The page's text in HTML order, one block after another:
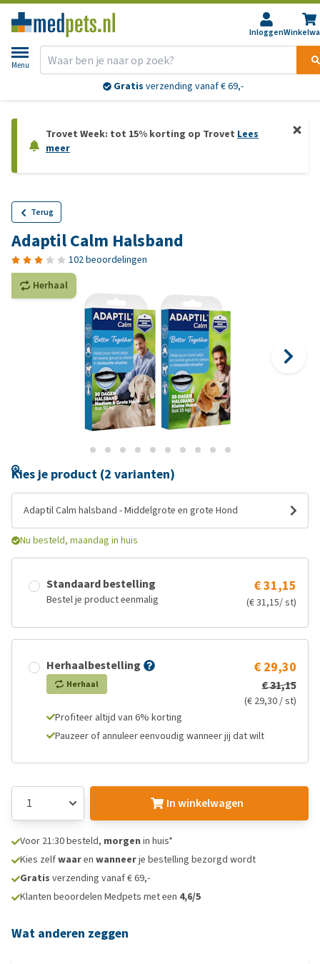
Inloggen
Menu
Gratis verzending vanaf € 69,-
Trovet Week: tot 15% korting op Trovet Lees
meer
Terug
Adaptil Calm Halsband
102 beoordelingen
Herhaal
Kies je product (2 varianten)
Adaptil Calm halsband - Middelgrote en grote Hond
Nu besteld, maandag in huis
Standaard bestelling
Bestel je product eenmalig
€ 31,15
(€ 31,15/ st)
Herhaalbestelling
Herhaal
€ 29,30
€ 31,15
(€ 29,30 / st)
Profiteer altijd van 6% korting
Pauzeer of annuleer eenvoudig wanneer jij dat wilt
In winkelwagen
Voor 21:30 besteld, morgen in huis*
Kies zelfwaaren wanneerje bestelling bezorgd wordt
Gratis verzending vanaf € 69,-
Klanten beoordelen Medpets met een 4,6/5
Wat anderen zeggen